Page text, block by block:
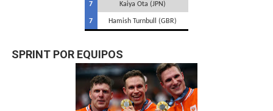
7 Kaiya Ota (JPN)
7 Hamish Turnbull (GBR)
SPRINT POR EQUIPOS